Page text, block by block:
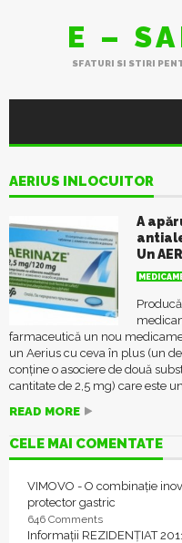
E –
SFATURI SI STIRI
AERIUS INLOCUITOR
A
Un
farmaceutică un nou
un Aerius cu ceva în plus (un
conține o asociere de două
cantitate de 2,5 mg) care este
READ MORE
CELE MAI COMENTATE
VIMOVO - O combinație
protector gastric
646 Comments
Informații REZIDENȚIAT